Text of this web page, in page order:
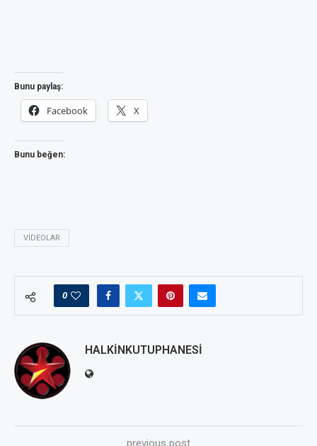
Bunu paylaş:
Facebook X
Bunu beğen:
VIDEOLAR
0
HALKINKUTUPHANESI
previous post